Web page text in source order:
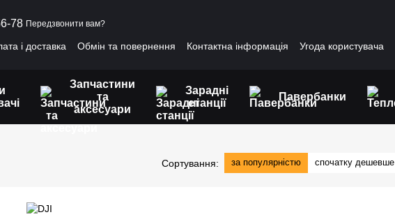
78 Передзвонити вам?
і доставка Обмін та повернення Контактна інформація Угода користувача
Запчастини
та
аксесуари
Зарадні
станції
Павербанки
Сортування: за популярністю спочатку дешевше